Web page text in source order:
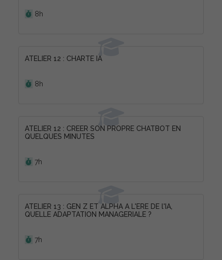
8h
ATELIER 12 : CHARTE IA
8h
ATELIER 12 : CREER SON PROPRE CHATBOT EN
QUELQUES MINUTES
7h
ATELIER 13 : GEN Z ET ALPHA A L'ERE DE l'IA,
QUELLE ADAPTATION MANAGERIALE ?
7h